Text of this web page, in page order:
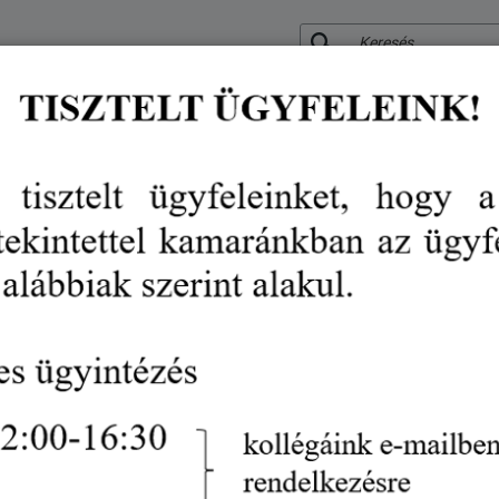
KERESÉS
RÓLUNK KÖZÉRDEKŰ ADATOK SZOLGÁLTATÁSOK
Kiváló Gyakorlati Oktató